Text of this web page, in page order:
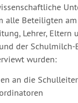
alle Beteiligten
Lehrer, Eltern
der
wurden:
an die